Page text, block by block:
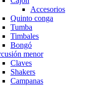
Accesorios
Quinto conga
Tumba
Timbales
Bongó
menor
Claves
Shakers
Campanas